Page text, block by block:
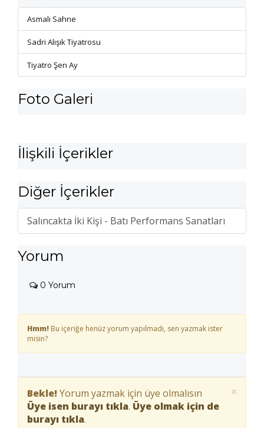
Asmalı Sahne
Sadri Alışık Tiyatrosu
Tiyatro Şen Ay
Foto Galeri
İlişkili İçerikler
Diğer İçerikler
Salıncakta İki Kişi - Batı Performans Sanatları
Yorum
0 Yorum
Hmm! Bu içeriğe henüz yorum yapılmadı, sen yazmak ister
misin?
×
Bekle! Yorum yazmak için üye olmalısın
Üye isen burayı tıkla. Üye olmak için de
burayı tıkla.